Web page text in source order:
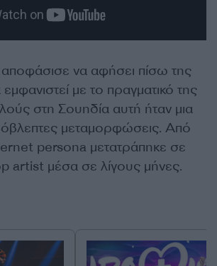
αποφάσισε να αφήσει πίσω της
με το πραγματικό της
στη Σουηδία αυτή ήταν μια
μεταμορφώσεις. Από
persona μετατράπηκε σε
artist μέσα σε λίγους μήνες.